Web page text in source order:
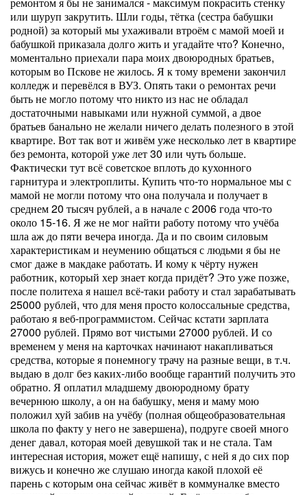
или шуруп закрутить. Шли годы, тётка (сестра бабушки
родной) за который мы ухаживали втроём с мамой моей и
бабушкой приказала долго жить и угадайте что? Конечно,
моментально приехали пара моих двоюродных братьев,
которым во Пскове не жилось. Я к тому времени закончил
колледж и перевёлся в ВУЗ. Опять таки о ремонтах речи
быть не могло потому что никто из нас не обладал
достаточными навыками или нужной суммой, а двое
братьев банально не желали ничего делать полезного в этой
квартире. Вот так вот и живём уже несколько лет в квартире
без ремонта, которой уже лет 30 или чуть больше.
Фактически тут всё советское вплоть до кухонного
гарнитура и электроплиты. Купить что-то нормальное мы с
мамой не могли потому что она получала и получает в
среднем 20 тысяч рублей, а в начале с 2006 года что-то
около 15-16. Я же не мог найти работу потому что учёба
шла аж до пяти вечера иногда. Да и по своим силовым
характеристикам и неумению общаться с людьми я бы не
смог даже в макдаке работать. И кому к чёрту нужен
работник, который хер знает когда придёт? Это уже позже,
после политеха я нашел всё-таки работу и стал зарабатывать
25000 рублей, что для меня просто колоссальные средства,
работаю я веб-программистом. Сейчас кстати зарплата
27000 рублей. Прямо вот чистыми 27000 рублей. И со
временем у меня на карточках начинают накапливаться
средства, которые я понемногу трачу на разные вещи, в т.ч.
выдаю в долг без каких-либо вообще гарантий получить это
обратно. Я оплатил младшему двоюродному брату
вечернюю школу, а он на бабушку, меня и маму мою
положил хуй забив на учёбу (полная общеобразовательная
школа по факту у него не завершена), подруге своей много
денег давал, которая моей девушкой так и не стала. Там
интересная история, может ещё напишу, с ней я до сих пор
вижусь и конечно же слушаю иногда какой плохой её
парень с которым она сейчас живёт в коммуналке вместо